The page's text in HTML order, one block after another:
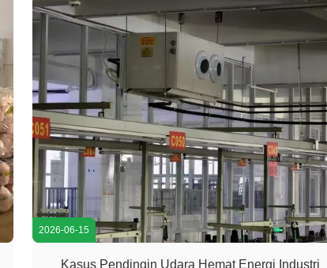
2026-06-15
Kasus Pendingin Udara Hemat Energi Industri